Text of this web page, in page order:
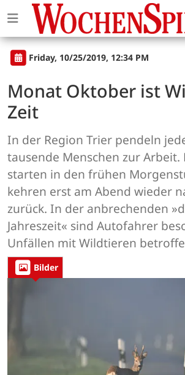
Friday, 10/25/2019, 12:34 PM
Monat Oktober ist
Zeit
In der Region Trier pendeln
tausende Menschen zur Arbeit.
starten in den frühen
kehren erst am Abend wieder
zurück. In der anbrechenden
Jahreszeit« sind Autofahrer
Unfällen mit Wildtieren
Bilder